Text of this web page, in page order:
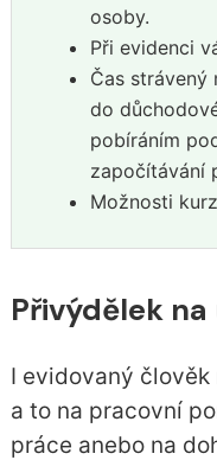
osoby.
Při evidenci
Čas strávený
do
pobíráním
započítávání
Možnosti
Přivýdělek
I evidovaný
a to na pracovní
práce anebo na